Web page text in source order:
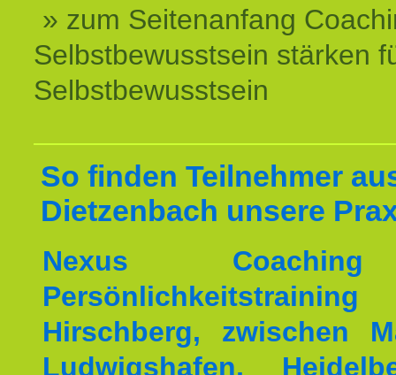
» zum Seitenanfang
Selbstbewusstsein stärken
Selbstbewusstsein
So finden Teilnehmer
Dietzenbach unsere
Nexus
Hirschberg, zwischen
Ludwigshafen,